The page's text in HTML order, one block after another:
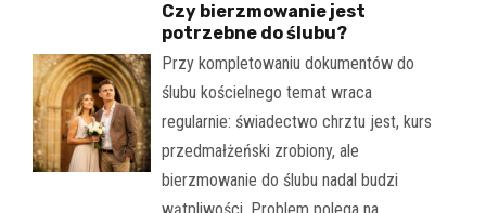
Czy bierzmowanie jest
potrzebne do ślubu?
Przy kompletowaniu dokumentów do
ślubu kościelnego temat wraca
regularnie: świadectwo chrztu jest, kurs
przedmałżeński zrobiony, ale
bierzmowanie do ślubu nadal budzi